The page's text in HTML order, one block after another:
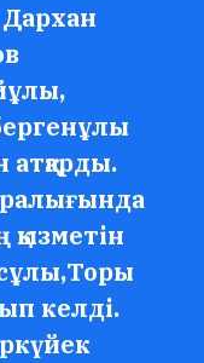
атқарды.
келді.